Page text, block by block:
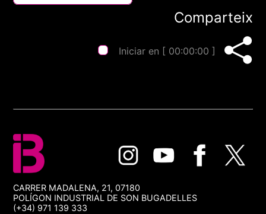
Comparteix
Iniciar en [ 00:00:00 ]
CARRER MADALENA, 21, 07180
POLÍGON INDUSTRIAL DE SON BUGADELLES
(+34) 971 139 333